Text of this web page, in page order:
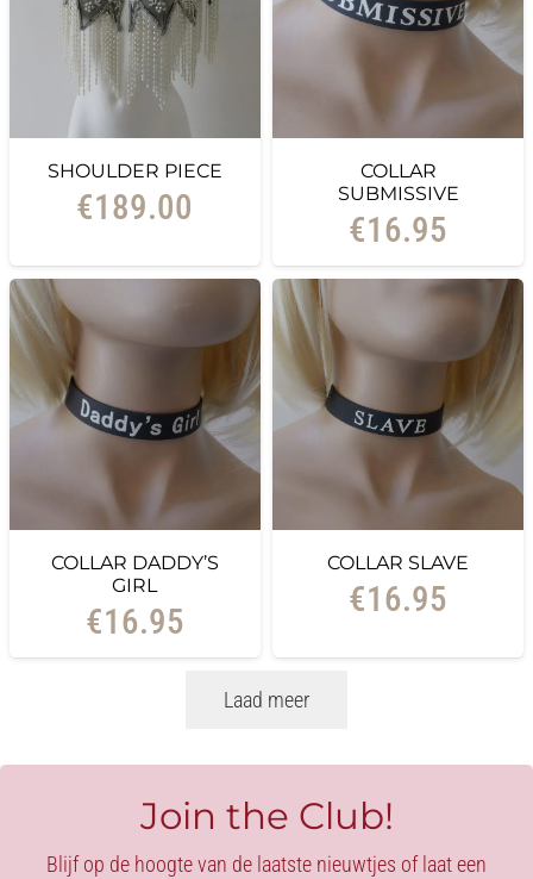
SHOULDER PIECE
€189.00
COLLAR
SUBMISSIVE
€16.95
COLLAR DADDY’S
GIRL
€16.95
COLLAR SLAVE
€16.95
Laad meer
Join the Club!
Blijf op de hoogte van de laatste nieuwtjes of laat een